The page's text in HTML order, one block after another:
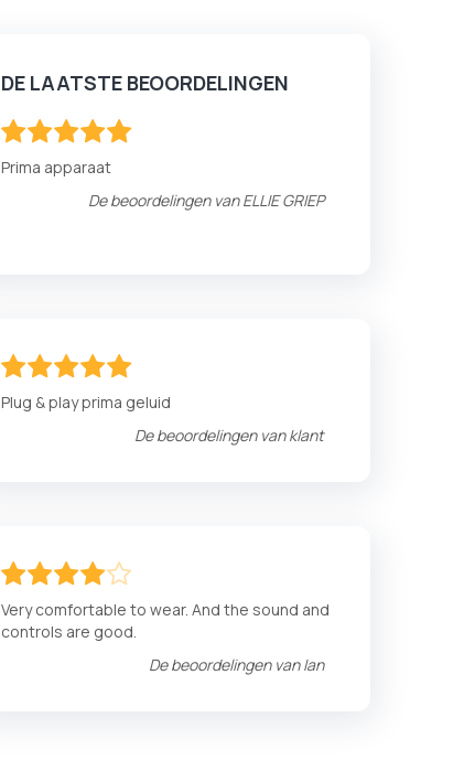
DE LAATSTE BEOORDELINGEN
Prima apparaat
De beoordelingen vanELLIE GRIEP
Plug & play prima geluid
De beoordelingen vanklant
Very comfortable to wear. And the sound and
controls are good.
De beoordelingen vanIan